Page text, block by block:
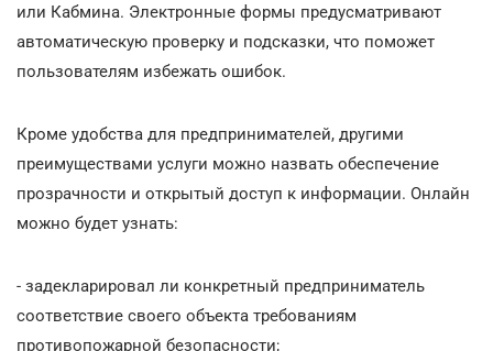
или Кабмина. Электронные формы предусматривают
автоматическую проверку и подсказки, что поможет
пользователям избежать ошибок.
Кроме удобства для предпринимателей, другими
преимуществами услуги можно назвать обеспечение
прозрачности и открытый доступ к информации. Онлайн
можно будет узнать:
- задекларировал ли конкретный предприниматель
соответствие своего объекта требованиям
противопожарной безопасности;